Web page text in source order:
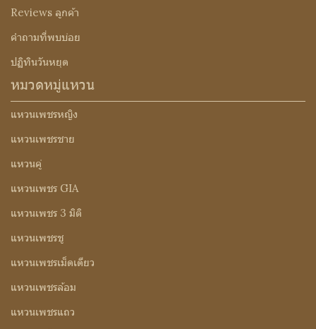
Reviews ลูกค้า
คำถามที่พบบ่อย
ปฏิทินวันหยุด
หมวดหมู่แหวน
แหวนเพชรหญิง
แหวนเพชรชาย
แหวนคู่
แหวนเพชร GIA
แหวนเพชร 3 มิติ
แหวนเพชรชู
แหวนเพชรเม็ดเดียว
แหวนเพชรล้อม
แหวนเพชรแถว